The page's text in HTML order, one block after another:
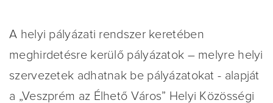
A helyi pályázati rendszer keretében
meghirdetésre kerülő pályázatok – melyre helyi
szervezetek adhatnak be pályázatokat - alapját
a „Veszprém az Élhető Város” Helyi Közösségi